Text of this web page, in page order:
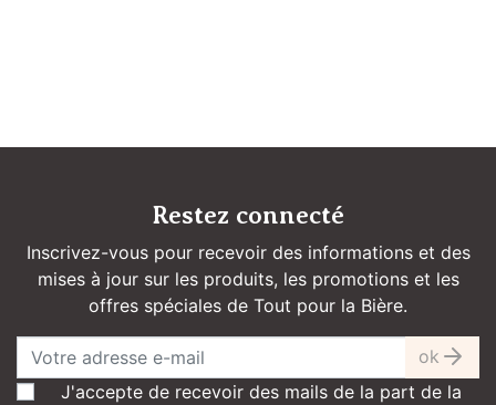
Restez connecté
Inscrivez-vous pour recevoir des informations et des
mises à jour sur les produits, les promotions et les
offres spéciales de Tout pour la Bière.
ok
J'accepte de recevoir des mails de la part de la